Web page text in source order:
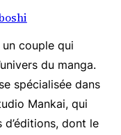
couple qui
du manga.
spécialisée dans
Mankai, qui
dont le